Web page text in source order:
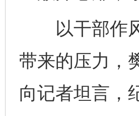
以干部作风
带来的压力，
向记者坦言，
东山县通报“牛蛙产品抗生素超标问